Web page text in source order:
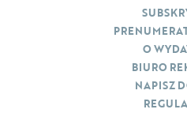
O
BIURO
NAPISZ